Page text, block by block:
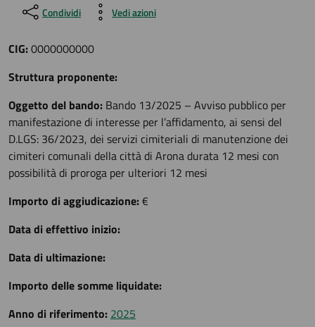
Condividi Vedi azioni
CIG:0000000000
Struttura proponente:
Oggetto del bando: Bando 13/2025 – Avviso pubblico per
manifestazione di interesse per l’affidamento, ai sensi del
D.LGS: 36/2023, dei servizi cimiteriali di manutenzione dei
cimiteri comunali della città di Arona durata 12 mesi con
possibilità di proroga per ulteriori 12 mesi
Importo di aggiudicazione:€
Data di effettivo inizio:
Data di ultimazione:
Importo delle somme liquidate:
Anno di riferimento: 2025